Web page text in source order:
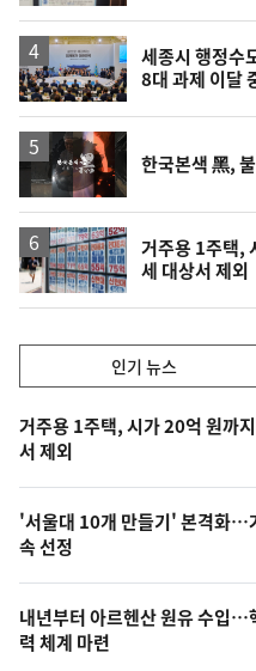
세종시 행정수
8대 과제 이달
영
상
한국본색 黑,
거주용 1주택,
세 대상서 제외
기,
최
신,
오
늘
의
영
상
인기 뉴스
기
뉴
스
거주용 1주택, 시가 20억 원까
서 제외
'서울대 10개 만들기' 본격화…
속 선정
내년부터 아르헨산 원유 수입…
력 체계 마련